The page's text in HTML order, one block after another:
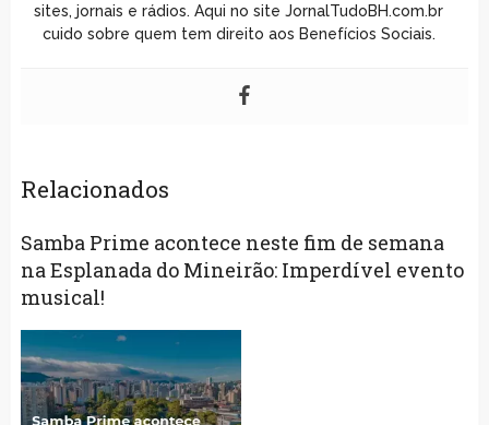
sites, jornais e rádios. Aqui no site JornalTudoBH.com.br
cuido sobre quem tem direito aos Benefícios Sociais.
Relacionados
Samba Prime acontece neste fim de semana
na Esplanada do Mineirão: Imperdível evento
musical!